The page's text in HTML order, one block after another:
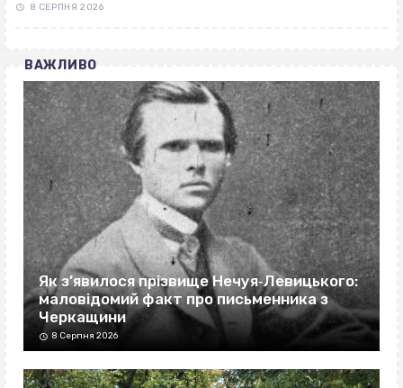
8 СЕРПНЯ 2026
ВАЖЛИВО
Як з’явилося прізвище Нечуя‐Левицького:
маловідомий факт про письменника з
Черкащини
8 Серпня 2026